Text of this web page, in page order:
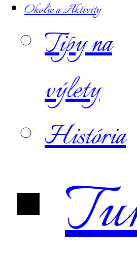
Okolie a Aktivity
Tipy na
výlety
História